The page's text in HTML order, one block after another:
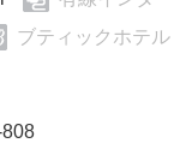
ブティックホテル